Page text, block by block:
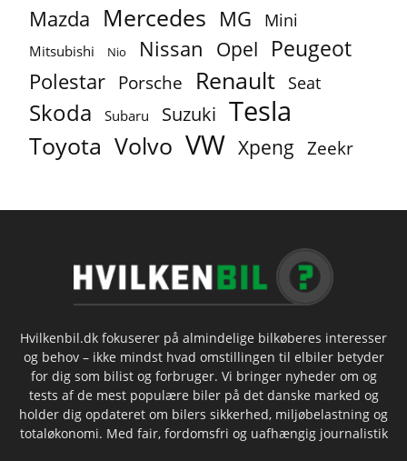
Mazda Mercedes MG Mini
Mitsubishi Nio Nissan Opel Peugeot
Polestar Porsche Renault Seat
Skoda Subaru Suzuki Tesla
Toyota Volvo VW Xpeng Zeekr
Hvilkenbil.dk fokuserer på almindelige bilkøberes interesser
og behov – ikke mindst hvad omstillingen til elbiler betyder
for dig som bilist og forbruger. Vi bringer nyheder om og
tests af de mest populære biler på det danske marked og
holder dig opdateret om bilers sikkerhed, miljøbelastning og
totaløkonomi. Med fair, fordomsfri og uafhængig journalistik